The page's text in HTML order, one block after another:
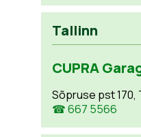
Tallinn
CUPRA
Sõpruse pst 170,
☎ 667 5566